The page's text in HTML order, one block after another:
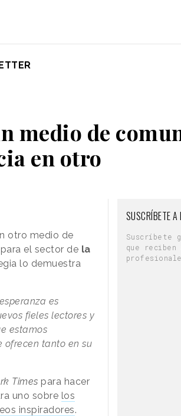
medio de
en otro
otro medio de
el sector de la
lo demuestra
es
fieles lectores y
estamos
ofrecen tanto en su
Times para hacer
uno sobre los
inspiradores.
SUSCRÍBETE
Suscríbete
que reciben